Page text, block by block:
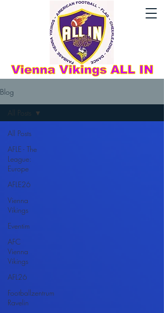
Blog
All Posts
AFLE - The
League:
Europe
AFLE26
Vienna
Vikings
Eventim
AFC
Vienna
Vikings
AFL26
Footballzentrum
Ravelin
All Posts